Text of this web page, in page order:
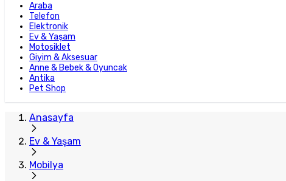
Araba
Telefon
Elektronik
Ev & Yaşam
Motosiklet
Giyim & Aksesuar
Anne & Bebek & Oyuncak
Antika
Pet Shop
Anasayfa
Ev & Yaşam
Mobilya